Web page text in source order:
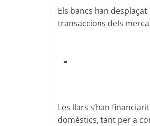
Els bancs han
transaccions dels
Les llars s’han
domèstics, tant per a